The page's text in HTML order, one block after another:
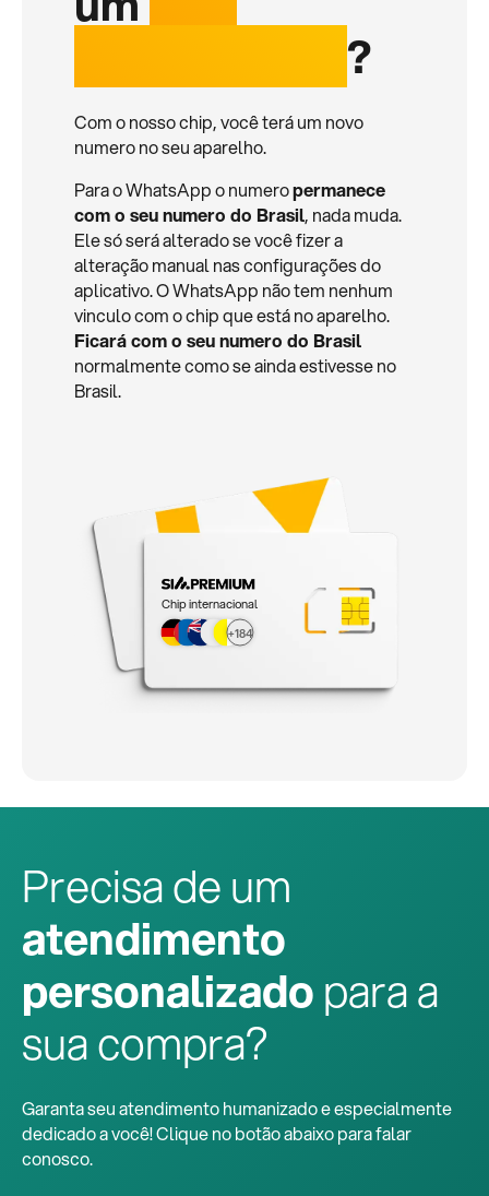
?
Com o nosso chip, você terá um novo
numero no seu aparelho.
Para o WhatsApp o numeropermanece
com o seu numero do Brasil, nada muda.
Ele só será alterado se você fizer a
alteração manual nas configurações do
aplicativo. O WhatsApp não tem nenhum
vinculo com o chip que está no aparelho.
Ficará com o seu numero do Brasil
normalmente como se ainda estivesse no
Brasil.
Chip internacional
+184
Precisa de um
atendimento
personalizadopara a
sua compra?
Garanta seu atendimento humanizado e especialmente
dedicado a você! Clique no botão abaixo para falar
conosco.